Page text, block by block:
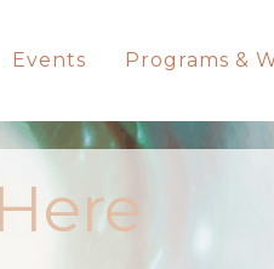
Events Programs &